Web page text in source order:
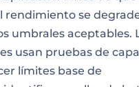
rendimiento se
umbrales aceptables.
usan pruebas de
límites base de